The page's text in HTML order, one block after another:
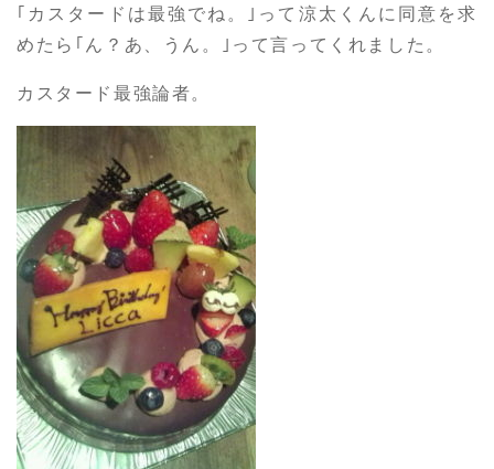
｢カスタードは最強でね。｣って涼太くんに同意を求
めたら｢ん？あ、うん。｣って言ってくれました。
カスタード最強論者。